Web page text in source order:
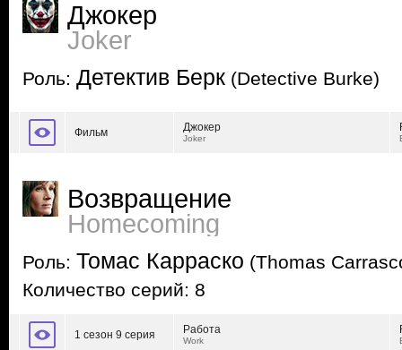
Джокер
Joker
Роль: Детектив Берк (Detective Burke)
Фильм Джокер
Joker
Возвращение
Homecoming
Роль: Томас Карраско (Thomas
Количество серий: 8
1 сезон 9 серия Работа
Work